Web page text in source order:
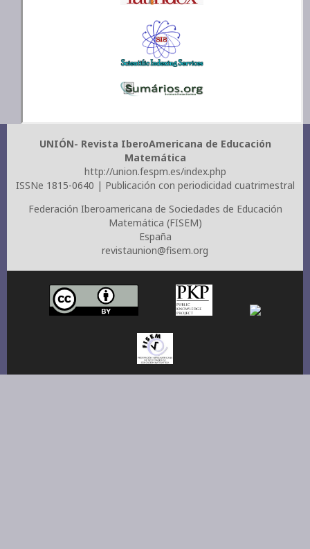
UNIÓN- Revista IberoAmericana de Educación
Matemática
http://union.fespm.es/index.php
ISSNe 1815-0640 | Publicación con periodicidad cuatrimestral
Federación Iberoamericana de Sociedades de Educación
Matemática (FISEM)
España
revistaunion@fisem.org